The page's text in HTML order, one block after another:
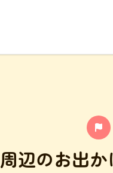
周辺のお出